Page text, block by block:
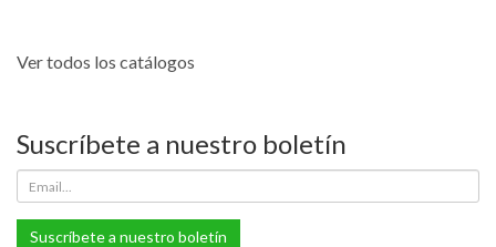
Ver todos los catálogos
Suscríbete a nuestro boletín
Suscríbete a nuestro boletín